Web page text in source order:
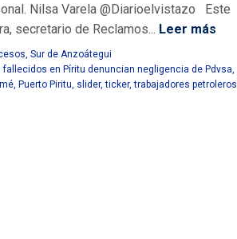
Nilsa Varela @Diarioelvistazo Este
secretario de Reclamos... Leer más
Sur de Anzoátegui
en Píritu denuncian negligencia de Pdvsa
Puerto Piritu slider,ticker,trabajadores petroleros